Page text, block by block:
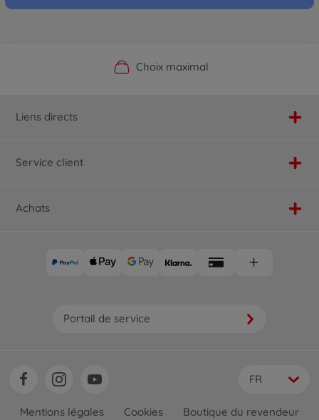
Boutique officielle du fabricant
Choix maximal
Service personnalisé
Livraison rapide
Liens directs
Service client
Achats
Portail de service
FR
Mentions légales Cookies Boutique du revendeur